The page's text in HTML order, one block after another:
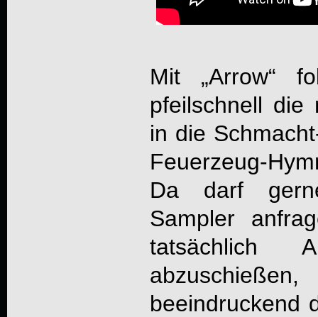
Mit „Arrow“
pfeilschnell die
in die
Feuerzeug-
Da darf
Sampler
tatsächlich
beeindruckend